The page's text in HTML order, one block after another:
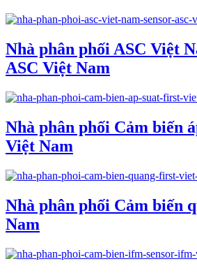
Nhà phân phối ASC Việt
ASC Việt Nam
Nhà phân phối Cảm biến
Việt Nam
Nhà phân phối Cảm biến
Nam